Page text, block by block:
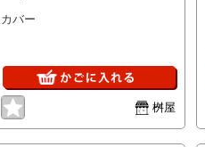
カバー
桝屋